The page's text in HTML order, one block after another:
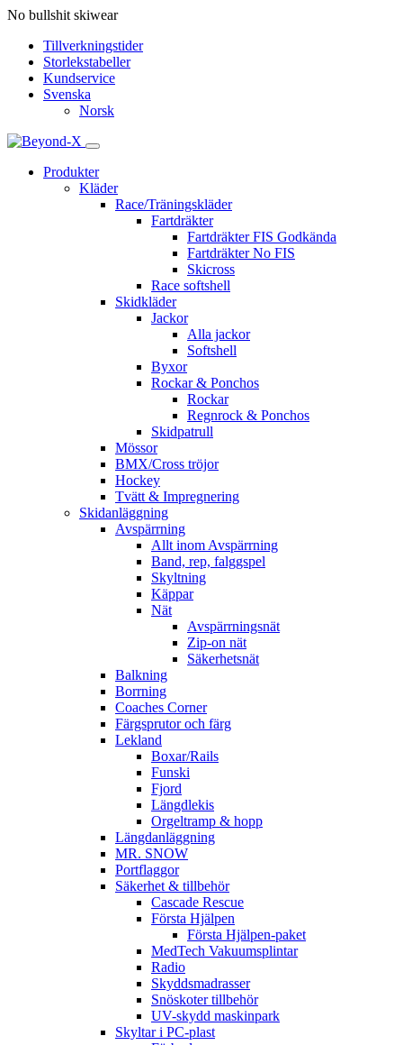
No bullshit skiwear
Tillverkningstider
Storlekstabeller
Kundservice
Svenska
Norsk
Produkter
Kläder
Race/Träningskläder
Fartdräkter
Fartdräkter FIS Godkända
Fartdräkter No FIS
Skicross
Race softshell
Skidkläder
Jackor
Alla jackor
Softshell
Byxor
Rockar & Ponchos
Rockar
Regnrock & Ponchos
Skidpatrull
Mössor
BMX/Cross tröjor
Hockey
Tvätt & Impregnering
Skidanläggning
Avspärrning
Allt inom Avspärrning
Band, rep, falggspel
Skyltning
Käppar
Nät
Avspärrningsnät
Zip-on nät
Säkerhetsnät
Balkning
Borrning
Coaches Corner
Färgsprutor och färg
Lekland
Boxar/Rails
Funski
Fjord
Längdlekis
Orgeltramp & hopp
Längdanläggning
MR. SNOW
Portflaggor
Säkerhet & tillbehör
Cascade Rescue
Första Hjälpen
Första Hjälpen-paket
MedTech Vakuumsplintar
Radio
Skyddsmadrasser
Snöskoter tillbehör
UV-skydd maskinpark
Skyltar i PC-plast